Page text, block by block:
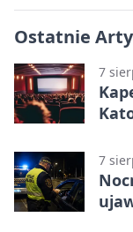
Ostatnie
7
7